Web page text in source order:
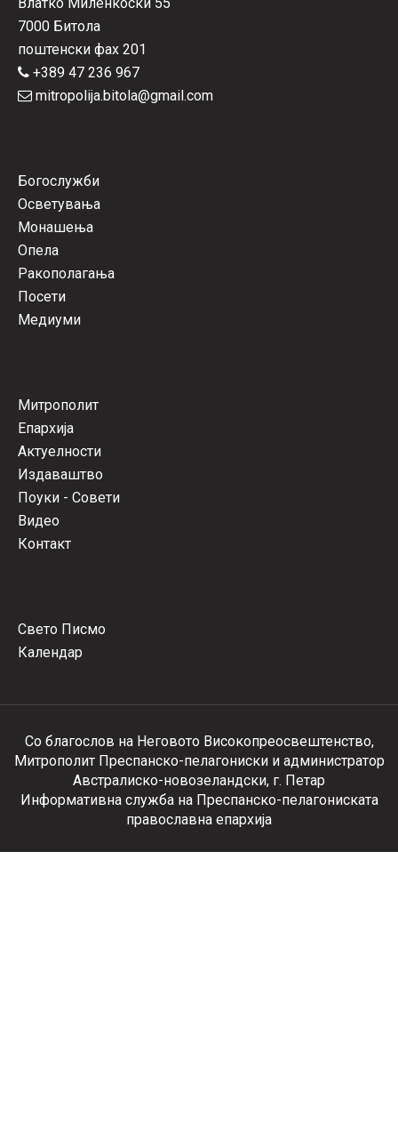
7000 Битола
поштенски фах 201
+389 47 236 967
mitropolija.bitola@gmail.com
Богослужби
Осветувања
Монашења
Опела
Ракополагања
Посети
Медиуми
Митрополит
Епархија
Актуелности
Издаваштво
Поуки - Совети
Видео
Контакт
Свето Писмо
Календар
Со благослов на Неговото Високопреосвештенство,
Митрополит Преспанско-пелагониски и администратор
Австралиско-новозеландски, г. Петар
Информативна служба на Преспанско-пелагониската
православна епархија